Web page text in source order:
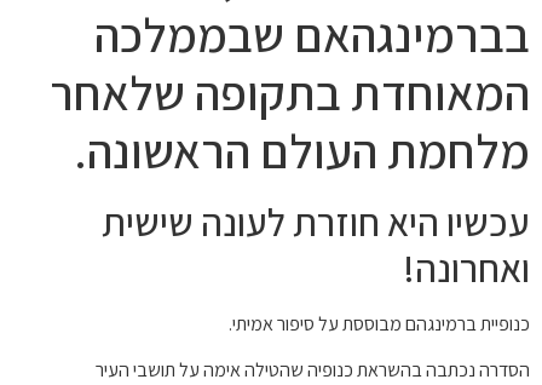
בברמינגהאם שבממלכה
המאוחדת בתקופה שלאחר
מלחמת העולם הראשונה.
עכשיו היא חוזרת לעונה שישית
ואחרונה!
כנופיית ברמינגהם מבוססת על סיפור אמיתי.
הסדרה נכתבה בהשראת כנופיה שהטילה אימה על תושבי העיר